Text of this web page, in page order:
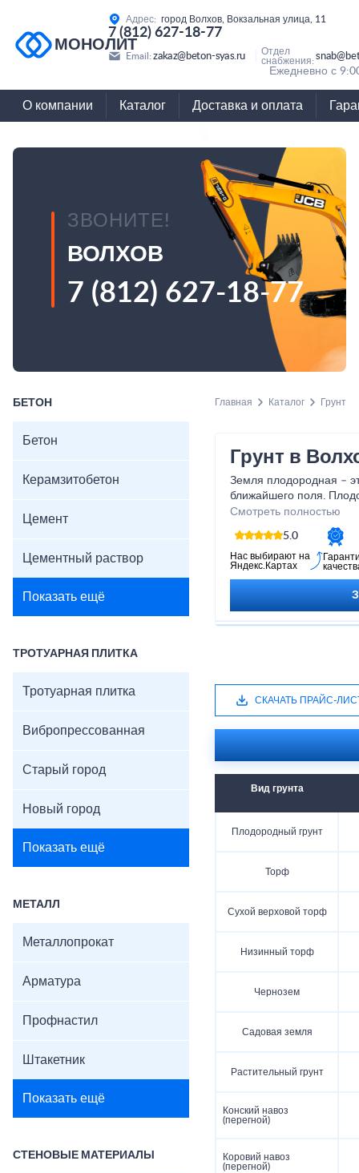
МОНОЛИТ
Адрес: город Волхов, Вокзальная улица, 11
7 (812) 627-18-77
Email: zakaz@beton-syas.ru
Отдел
снабжения:
Ежедневно с
О компании Каталог Доставка и оплата
ЗВОНИТЕ!
ВОЛХОВ
7 (812) 627-18-77
БЕТОН
Бетон
Керамзитобетон
Цемент
Цементный раствор
Показать ещё
ТРОТУАРНАЯ ПЛИТКА
Тротуарная плитка
Вибропрессованная
Старый город
Новый город
Показать ещё
МЕТАЛЛ
Металлопрокат
Арматура
Профнастил
Штакетник
Показать ещё
СТЕНОВЫЕ МАТЕРИАЛЫ
Главная Каталог Грунт
Грунт в
Земля плодородная –
ближайшего поля.
оптимальное
песка и компоста.
правильной легкой
проникновение влаги и
также содержит все
Смотреть полностью
5.0
Нас выбирают на
Яндекс.Картах
СКАЧАТЬ ПРАЙС-
Вид грунта
Плодородный грунт
Торф
Сухой верховой торф
Низинный торф
Чернозем
Садовая земля
Растительный грунт
Конский навоз
(перегной)
Коровий навоз
(перегной)